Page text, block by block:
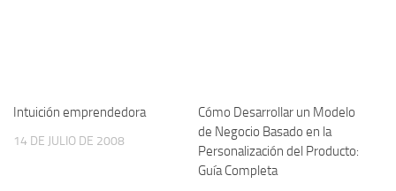
Intuición emprendedora
14 DE JULIO DE 2008
Cómo Desarrollar un Modelo
de Negocio Basado en la
Personalización del Producto:
Guía Completa